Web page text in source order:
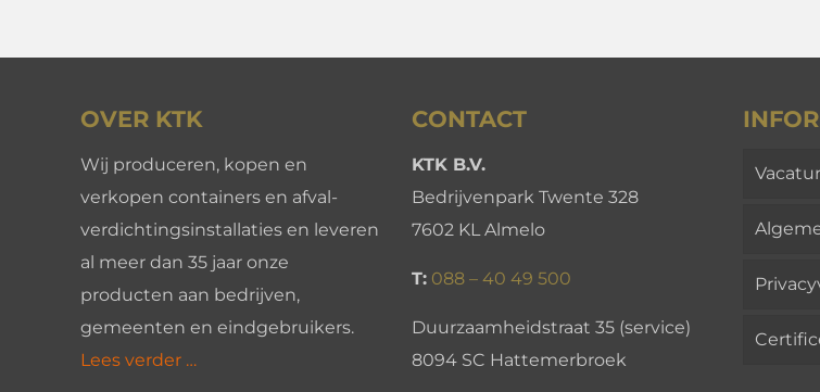
OVER KTK
Wij produceren, kopen en
verkopen containers en afval-
verdichtingsinstallaties en leveren
al meer dan 35 jaar onze
producten aan bedrijven,
gemeenten en eindgebruikers.
Lees verder …
CONTACT
KTK B.V.
Bedrijvenpark Twente 328
7602 KL Almelo
T: 088 – 40 49 500
Duurzaamheidstraat 35 (service)
8094 SC Hattemerbroek